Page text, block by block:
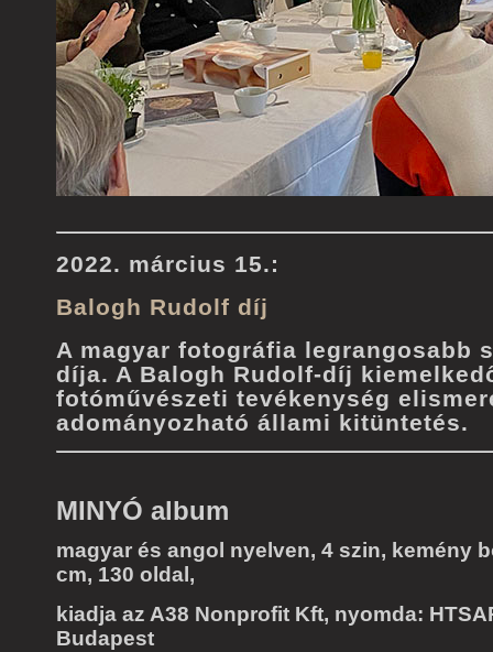
2022. március 15.:
Balogh Rudolf díj
A magyar fotográfia legrangosabb
díja. A Balogh Rudolf-díj
fotóművészeti tevékenység
adományozható állami kitüntetés.
MINYÓ album
magyar és angol nyelven, 4 szin, kemény
cm, 130 oldal,
kiadja az A38 Nonprofit Kft, nyomda:
Budapest